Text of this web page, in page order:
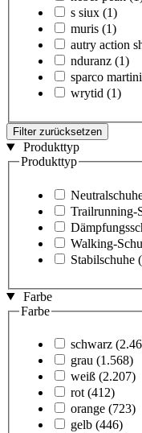
s siux (1)
muris (1)
autry action
nduranz (1)
sparco
wrytid (1)
Filter zurücksetzen
Produkttyp
Produkttyp
Trailrunning-
Walking-
Stabilschuhe
Farbe
Farbe
schwarz
grau (1.568)
weiß (2.207)
rot (412)
orange (723)
gelb (446)